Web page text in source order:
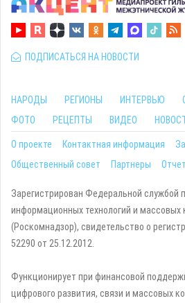
ПОДПИСАТЬСЯ НА НОВОСТИ
НАРОДЫ РЕГИОНЫ ИНТЕРВЬЮ
ФОТО
РЕЦЕПТЫ ВИДЕО
О проекте Контактная информация
Общественный совет
Партнеры
Зарегистрирован Федеральной службой
информационных технологий и массовых
(Роскомнадзор), свидетельство о
52290 от 25.12.2012.
Функционирует при финансовой
цифрового развития, связи и массовых